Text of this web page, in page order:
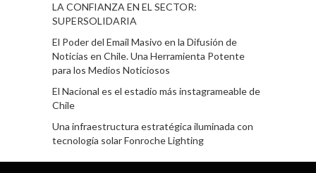
LA CONFIANZA EN EL SECTOR:
SUPERSOLIDARIA
El Poder del Email Masivo en la Difusión de
Noticias en Chile. Una Herramienta Potente
para los Medios Noticiosos
El Nacional es el estadio más instagrameable de
Chile
Una infraestructura estratégica iluminada con
tecnología solar Fonroche Lighting